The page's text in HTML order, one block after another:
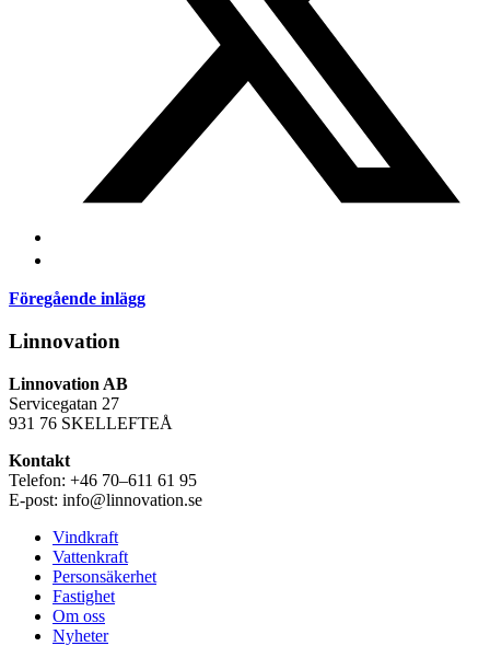
Föregående inlägg
Linnovation
Linnovation AB
Servicegatan 27
931 76 SKELLEFTEÅ
Kontakt
Telefon: +46 70–611 61 95
E-post: info@linnovation.se
Vindkraft
Vattenkraft
Personsäkerhet
Fastighet
Om oss
Nyheter